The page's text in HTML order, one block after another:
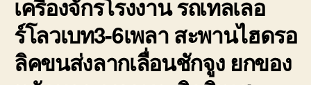
เครื่องจักรโรงงาน รถเทลเลอ
ร์โลวเบท3-6เพลา สะพานไฮดรอ
ลิคขนส่งลากเลื่อนชักจูง ยกของ